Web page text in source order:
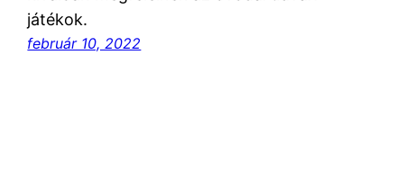
játékok.
február 10, 2022